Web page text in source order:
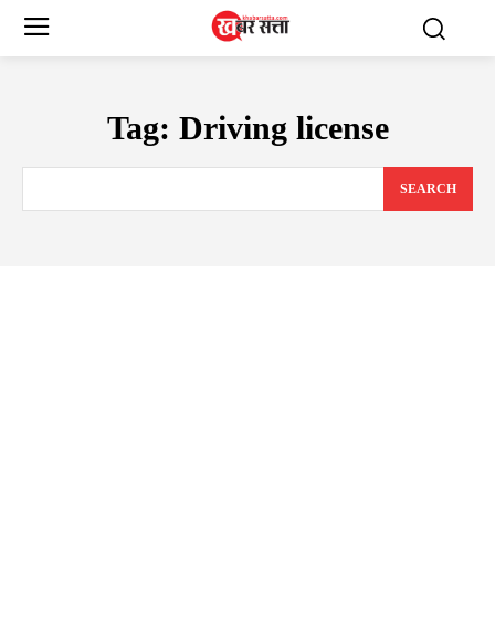
Tag: Driving license
SEARCH